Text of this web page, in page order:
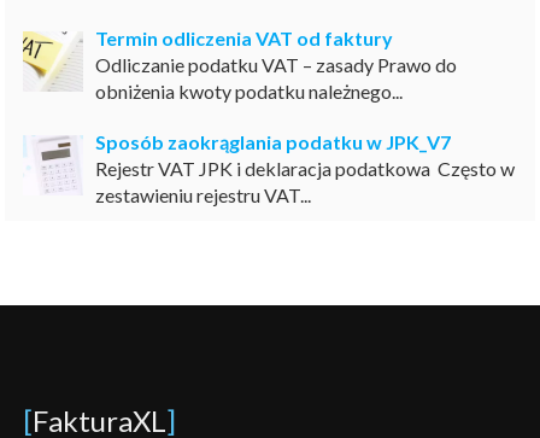
Termin odliczenia VAT od faktury
Odliczanie podatku VAT – zasady Prawo do
obniżenia kwoty podatku należnego...
Sposób zaokrąglania podatku w JPK_V7
Rejestr VAT JPK i deklaracja podatkowa Często w
zestawieniu rejestru VAT...
[FakturaXL ]